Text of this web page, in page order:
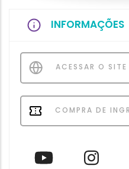
INFORMAÇÕES
ACESSAR O SITE
COMPRA DE